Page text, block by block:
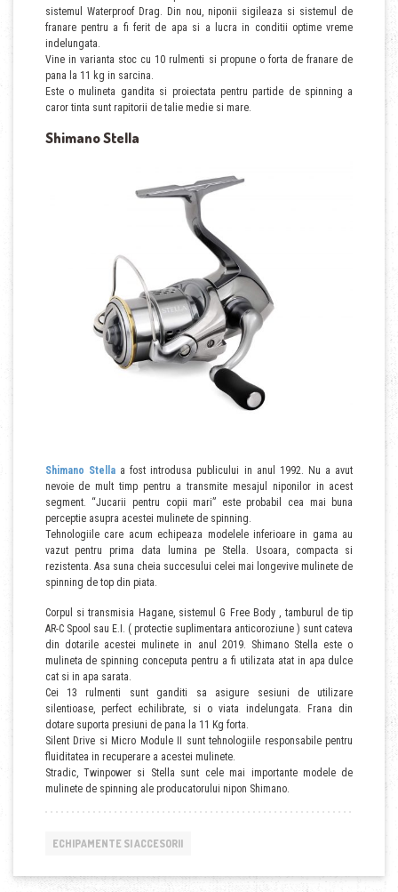
sistemul Waterproof Drag. Din nou, niponii sigileaza si sistemul de
franare pentru a fi ferit de apa si a lucra in conditii optime vreme
indelungata.
Vine in varianta stoc cu 10 rulmenti si propune o forta de franare de
pana la 11 kg in sarcina.
Este o mulineta gandita si proiectata pentru partide de spinning a
caror tinta sunt rapitorii de talie medie si mare.
Shimano Stella
Shimano Stellaa fost introdusa publicului in anul 1992. Nu a avut
nevoie de mult timp pentru a transmite mesajul niponilor in acest
segment. “Jucarii pentru copii mari” este probabil cea mai buna
perceptie asupra acestei mulinete de spinning.
Tehnologiile care acum echipeaza modelele inferioare in gama au
vazut pentru prima data lumina pe Stella. Usoara, compacta si
rezistenta. Asa suna cheia succesului celei mai longevive mulinete de
spinning de top din piata.
Corpul si transmisia Hagane, sistemul G Free Body , tamburul de tip
AR-C Spool sau E.I. ( protectie suplimentara anticoroziune ) sunt cateva
din dotarile acestei mulinete in anul 2019. Shimano Stella este o
mulineta de spinning conceputa pentru a fi utilizata atat in apa dulce
cat si in apa sarata.
Cei 13 rulmenti sunt ganditi sa asigure sesiuni de utilizare
silentioase, perfect echilibrate, si o viata indelungata. Frana din
dotare suporta presiuni de pana la 11 Kg forta.
Silent Drive si Micro Module II sunt tehnologiile responsabile pentru
fluiditatea in recuperare a acestei mulinete.
Stradic, Twinpower si Stella sunt cele mai importante modele de
mulinete de spinning ale producatorului nipon Shimano.
ECHIPAMENTE SI ACCESORII